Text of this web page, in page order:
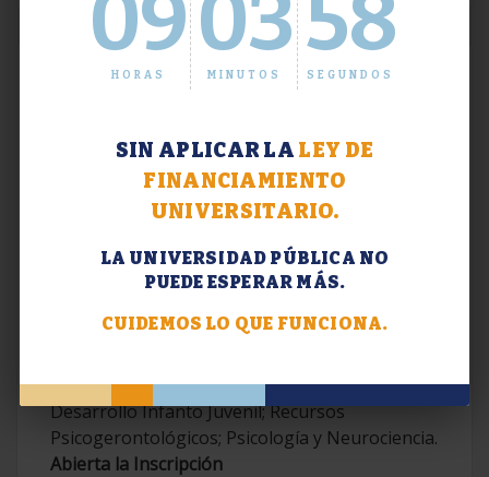
09
HORAS
03
MINUTOS
59
SEGUNDOS
SIN APLICAR LA LEY DE
FINANCIAMIENTO
UNIVERSITARIO.
LA UNIVERSIDAD PÚBLICA NO
PUEDE ESPERAR MÁS.
CUIDEMOS LO QUE FUNCIONA.
Extensión. Diplomaturas 2026.
Contemporáneas; Problemáticas en el
Desarrollo Infanto Juvenil; Recursos
Psicogerontológicos; Psicología y Neurociencia.
Abierta la Inscripción